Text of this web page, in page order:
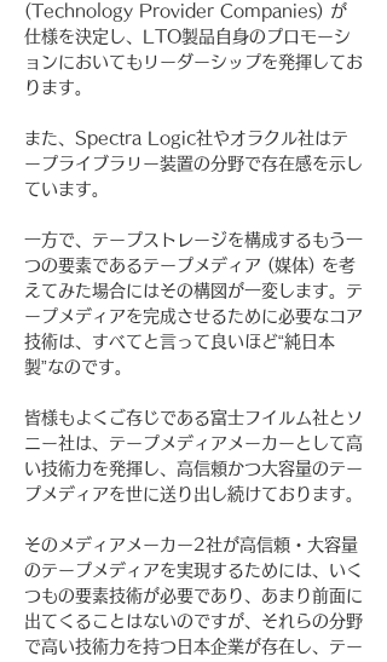
(Technology Provider Companies) が
仕様を決定し、LTO製品自身のプロモーシ
ョンにおいてもリーダーシップを発揮してお
ります。
また、Spectra Logic社やオラクル社はテ
ープライブラリー装置の分野で存在感を示し
ています。
一方で、テープストレージを構成するもう一
つの要素であるテープメディア (媒体) を考
えてみた場合にはその構図が一変します。テ
ープメディアを完成させるために必要なコア
技術は、すべてと言って良いほど“純日本
製”なのです。
皆様もよくご存じである富士フイルム社とソ
ニー社は、テープメディアメーカーとして高
い技術力を発揮し、高信頼かつ大容量のテー
プメディアを世に送り出し続けております。
そのメディアメーカー2社が高信頼・大容量
のテープメディアを実現するためには、いく
つもの要素技術が必要であり、あまり前面に
出てくることはないのですが、それらの分野
で高い技術力を持つ日本企業が存在し、テー